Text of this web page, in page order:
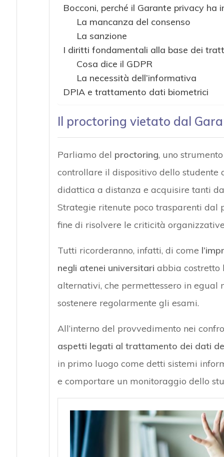
Bocconi, perché il Garante privacy ha
La mancanza del consenso
La sanzione
I diritti fondamentali alla base dei
Cosa dice il GDPR
La necessità dell’informativa
DPIA e trattamento dati biometrici
Il proctoring vietato dal
Parliamo del proctoring, uno
controllare il dispositivo dello
didattica a distanza e acquisire tanti
Strategie ritenute poco trasparenti dal
fine di risolvere le criticità
Tutti ricorderanno, infatti, di come
negli atenei universitari abbia costretto
alternativi, che permettessero in
sostenere regolarmente gli esami.
All’interno del provvedimento nei
aspetti legati al trattamento dei dati
in primo luogo come detti sistemi
e comportare un monitoraggio dello